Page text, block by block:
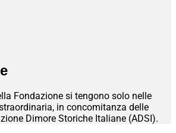
Fondazione si tengono solo nelle
in concomitanza delle
Dimore Storiche Italiane (ADSI).